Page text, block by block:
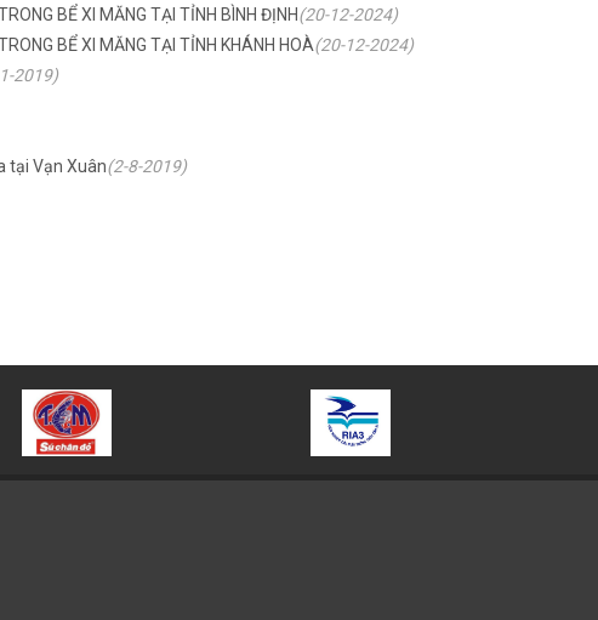
BỂ XI MĂNG TẠI TỈNH BÌNH ĐỊNH(20-12-2024)
BỂ XI MĂNG TẠI TỈNH KHÁNH HOÀ(20-12-2024)
2019)
tại Vạn Xuân(2-8-2019)